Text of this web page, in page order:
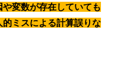
変数が存在していても
ミスによる計算誤りな